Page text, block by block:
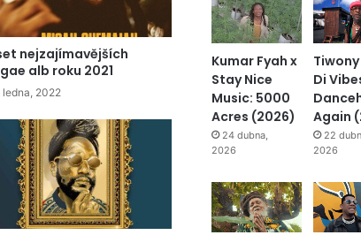
nejzajímavějších
alb roku 2021
ledna, 2022
Kumar Fyah x
Stay Nice
Music: 5000
Acres (2026)
24 dubna,
2026
Tiwony
Di
Again
22
2026